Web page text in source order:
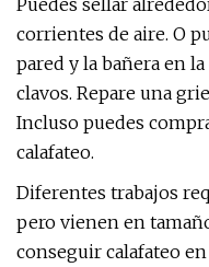
Puedes sellar
corrientes de aire. O
pared y la bañera en
clavos. Repare una
Incluso puedes
calafateo.
Diferentes trabajos
pero vienen en
conseguir calafateo